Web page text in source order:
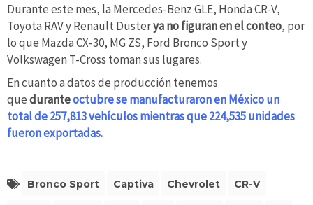
Durante este mes, la Mercedes-Benz GLE, Honda CR-V,
Toyota RAV y Renault Dusterya no figuran en el conteo, por
lo que Mazda CX-30, MG ZS, Ford Bronco Sport y
Volkswagen T-Cross toman sus lugares.
En cuanto a datos de producción tenemos
queduranteoctubre se manufacturaron en México un
total de 257,813 vehículos mientras que 224,535 unidades
fueron exportadas.
Bronco Sport Captiva Chevrolet CR-V